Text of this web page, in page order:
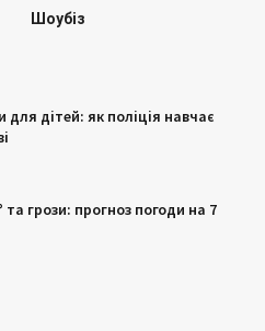
Шоубіз
для дітей: як поліція навчає
та грози: прогноз погоди на 7